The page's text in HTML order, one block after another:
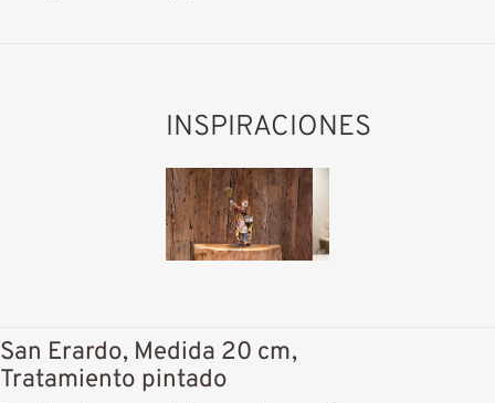
INSPIRACIONES
San Erardo, Medida 20 cm,
Tratamiento pintado